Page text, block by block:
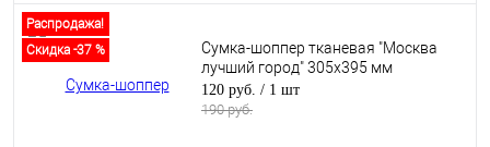
Распродажа!
Скидка -37 %
Сумка-шоппер тканевая "Москва
лучший город" 305х395 мм
120 руб. / 1 шт
190 руб.